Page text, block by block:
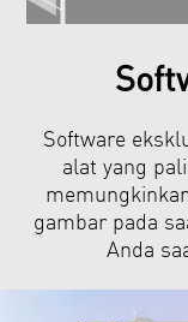
Software
alat yang
gambar pada
Anda